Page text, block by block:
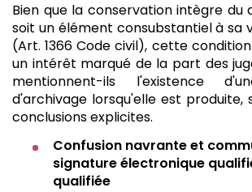
Bien que la conservation intègre du
soit un élément consubstantiel à sa
(Art. 1366 Code civil), cette
un intérêt marqué de la part des
mentionnent-ils l'existence
d'archivage lorsqu'elle est produite,
conclusions explicites.
Confusion navrante et
signature électronique
qualifiée